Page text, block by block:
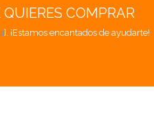
COMPRAR
]. ¡Estamos encantados de ayudarte!